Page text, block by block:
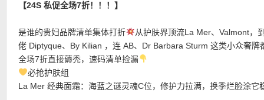
【
CELINE 平底交叉带芭蕾舞鞋 6折仅474欧！】杏仁形鞋头精
牛皮革为整体上了一层时尚滤镜。垫上5mm皮革鞋底多了一些文艺
条可调整的TRIOMPHE金扣搭带画出了迷人线条。即使搭配简单的
【24S 私促全场7折！！！】
是谁的贵妇品牌清单集体打折
从护肤界顶流La Mer、Valmont，
佬 Diptyque、By Kilian ，连 AB、Dr Barbara Sturm 这类小众奢牌
全场7折直接薅秃，速码清单捡漏
必抢护肤组
La Mer 经典面霜：海蓝之谜灵魂C位，修护力拉满，换季烂脸涂它